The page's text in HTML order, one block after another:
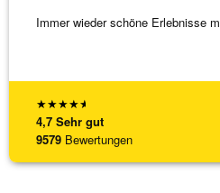
★★★★★
4,7 Sehr gut
9579 Bewertungen
Immer wieder schöne Erlebnisse